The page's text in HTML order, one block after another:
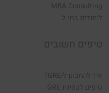
MBA Consulting
לימודים בחו"ל
טיפים חשובים
איך להתכונן ל-GRE?
טיפים לבחינת GRE